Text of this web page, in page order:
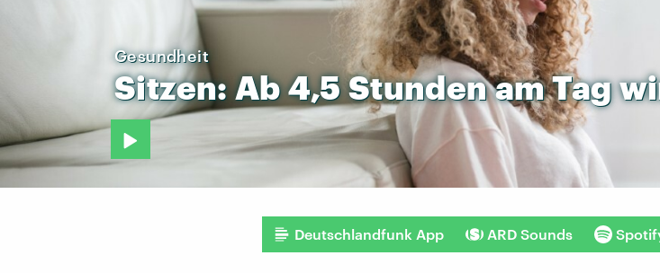
Gesundheit
Sitzen:Ab4,5StundenamTag
Deutschlandfunk App ARD Sounds